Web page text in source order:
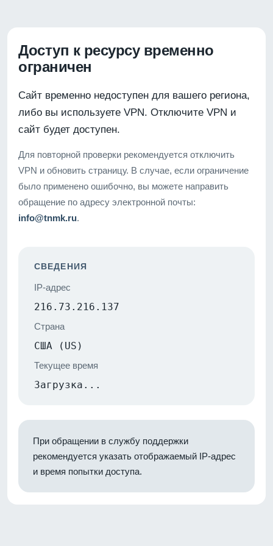
Доступ к ресурсу временно
ограничен
Сайт временно недоступен для вашего региона,
либо вы используете VPN. Отключите VPN и
сайт будет доступен.
Для повторной проверки рекомендуется отключить
VPN и обновить страницу. В случае, если ограничение
было применено ошибочно, вы можете направить
обращение по адресу электронной почты:
info@tnmk.ru.
СВЕДЕНИЯ
IP-адрес
216.73.216.137
Страна
США (US)
Текущее время
Загрузка...
При обращении в службу поддержки
рекомендуется указать отображаемый IP-адрес
и время попытки доступа.